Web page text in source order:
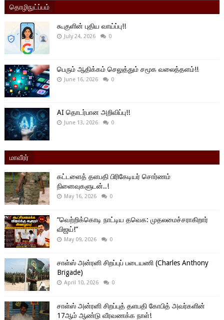
தொழிநுட்ப்பம்
கூகுளின் புதிய வாய்ப்பு!!
July 24, 2026 0
பெரும் ஆதிக்கம் செலுத்தும் சமூக வலைத்தளம்!!
June 16, 2026 0
AI தொடர்பான அறிவிப்பு!!
June 13, 2026 0
மாவீரர்
கட்டளைத் தளபதி பிரிகேடியர் சொர்ணம்
நினைவுகளுடன்..!
May 16, 2026 0
“வெற்றிக்கொடி நாட்டிய தவெக: முதலமைச்சராகிறார்
விஜய்!”
May 09, 2026 0
சாள்ஸ் அன்ரனி சிறப்புப் படையணி (Charles Anthony
Brigade)
April 10, 2026 0
சாள்ஸ் அன்ரனி சிறப்புத் தளபதி கோபித் அவர்களின்
17ஆம் ஆண்டு வீரவணக்க நாள்!